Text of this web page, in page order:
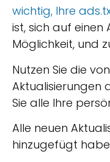
wichtig, Ihre
ist, sich auf einen
Möglichkeit, und
Nutzen Sie die
Aktualisierungen
Sie alle Ihre
Alle neuen
hinzugefügt